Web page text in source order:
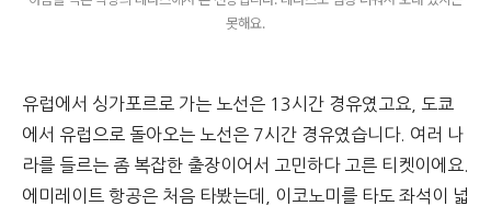
못해요.
유럽에서 싱가포르로 가는 노선은 13시간 경유였고요, 도쿄
에서 유럽으로 돌아오는 노선은 7시간 경유였습니다. 여러 나
라를 들르는 좀 복잡한 출장이어서 고민하다 고른 티켓이에요.
에미레이트 항공은 처음 타봤는데, 이코노미를 타도 좌석이 넓